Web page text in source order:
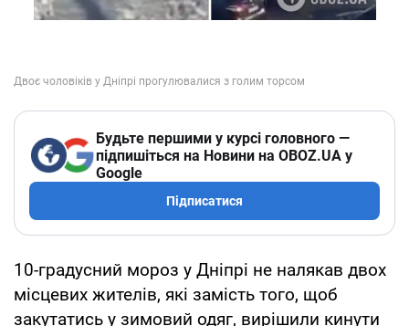
Будьте першими у курсі головного —
підпишіться на Новини на OBOZ.UA у
Google
Підписатися
10-градусний мороз у Дніпрі не налякав двох
місцевих жителів, які замість того, щоб
закутатись у зимовий одяг, вирішили кинути